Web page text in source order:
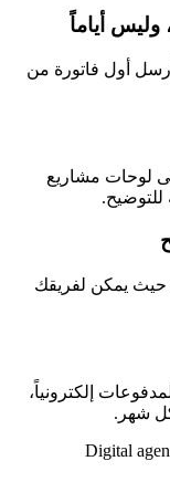
أياماً
أول فاتورة من
على لوحات مشاريع
للتوضيح.
حيث يمكن لفريقك
إلكترونياً،
شهر.